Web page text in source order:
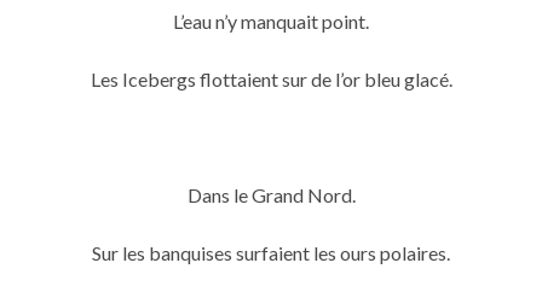
L’eau n’y manquait point.
Les Icebergs flottaient sur de l’or bleu glacé.
Dans le Grand Nord.
Sur les banquises surfaient les ours polaires.